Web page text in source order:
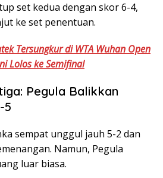
set kedua dengan skor 6-4,
ke set penentuan.
Tersungkur di WTA Wuhan Open
Lolos ke Semifinal
Pegula Balikkan
5
sempat unggul jauh 5-2 dan
Namun, Pegula
luar biasa.